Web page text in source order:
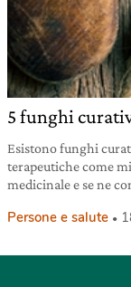
5 funghi
Esistono funghi
terapeutiche come
medicinale e se ne
Persone e salute